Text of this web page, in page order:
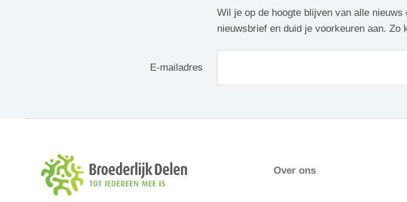
Wil je op de hoogte blijven van alle
nieuwsbrief en duid je voorkeuren aan.
E-mailadres
Over ons